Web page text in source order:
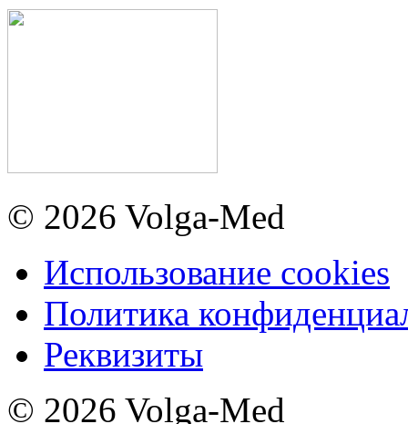
© 2026 Volga-Med
Использование cookies
Политика
Реквизиты
© 2026 Volga-Med